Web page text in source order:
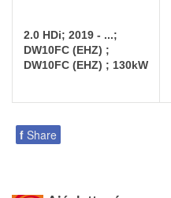
2.0 HDi; 2019 - ...;
DW10FC (EHZ) ;
DW10FC (EHZ) ; 130kW
f Share